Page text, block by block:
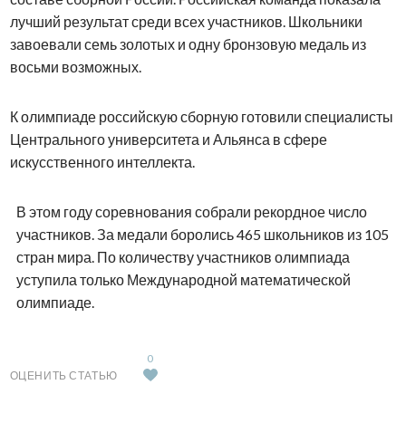
лучший результат среди всех участников. Школьники
завоевали семь золотых и одну бронзовую медаль из
восьми возможных.
К олимпиаде российскую сборную готовили специалисты
Центрального университета и Альянса в сфере
искусственного интеллекта.
В этом году соревнования собрали рекордное число
участников. За медали боролись 465 школьников из 105
стран мира. По количеству участников олимпиада
уступила только Международной математической
олимпиаде.
ОЦЕНИТЬ СТАТЬЮ
0